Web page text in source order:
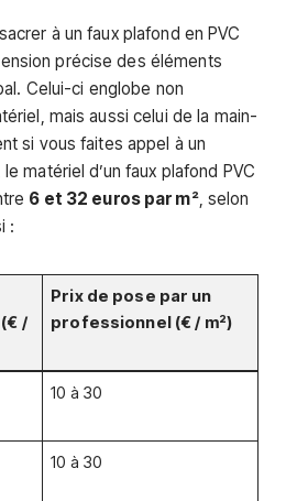
à un faux plafond en PVC
précise des éléments
Celui-ci englobe non
mais aussi celui de la main-
si vous faites appel à un
matériel d’un faux plafond PVC
6 et 32 euros par m², selon
:
/
Prix de pose par un
professionnel (€ / m²)
10 à 30
10 à 30